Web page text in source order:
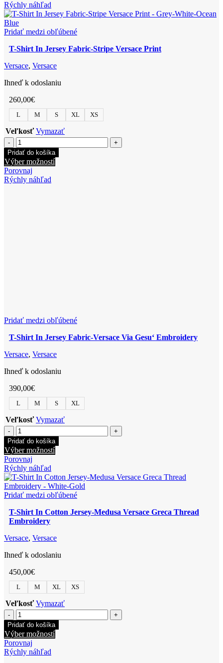
Jersey
Fabric-
Stripe
Versace
Print
viacero
Možnosti
môžete
na
produktu.
Rýchly náhľad
Pridať medzi obľúbené
T-Shirt In Jersey Fabric-Stripe Versace Print
Versace, Versace
Ihneď k odoslaniu
260,00€
L M S XL XS
Veľkosť Vymazať
množstvo
T-
Shirt
In
Jersey
Fabric-
Pridať do košíka
Výber možnostíTento
Porovnaj
Rýchly náhľad
Pridať medzi obľúbené
T-Shirt In Jersey Fabric-Versace Via Gesu‘ Embroidery
Versace, Versace
Ihneď k odoslaniu
390,00€
L M S XL
Veľkosť Vymazať
množstvo
T-
Shirt
In
Jersey
Fabric-
Versace
Via
Gesu'
Embroidery
Pridať do košíka
Výber možnostíTento
viacero
variantov.
Možnosti
môžete
stránke
Porovnaj
Rýchly náhľad
Pridať medzi obľúbené
T-Shirt In Cotton Jersey-Medusa Versace Greca Thread
Embroidery
Versace, Versace
Ihneď k odoslaniu
450,00€
L M XL XS
Veľkosť Vymazať
množstvo
T-
Shirt
In
Cotton
Jersey-
Pridať do košíka
Výber možnostíTento
Porovnaj
Rýchly náhľad